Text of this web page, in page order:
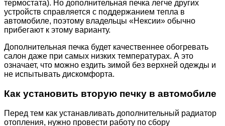
термостата). Но дополнительная печка легче других
устройств справляется с поддержанием тепла в
автомобиле, поэтому владельцы «Нексии» обычно
прибегают к этому варианту.
Дополнительная печка будет качественнее обогревать
салон даже при самых низких температурах. А это
означает, что можно ездить зимой без верхней одежды и
не испытывать дискомфорта.
Как установить вторую печку в автомобиле
Перед тем как устанавливать дополнительный радиатор
отопления, нужно провести работу по сбору